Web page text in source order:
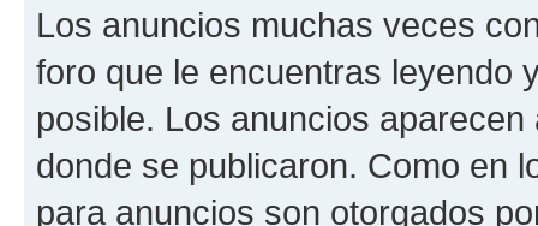
Los anuncios muchas veces
foro que le encuentras leyendo
posible. Los anuncios
donde se publicaron. Como en
para anuncios son otorgados